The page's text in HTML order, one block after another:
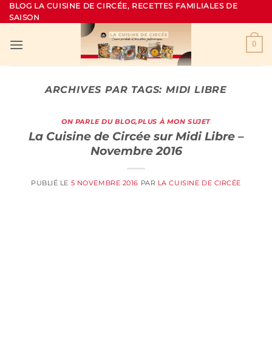
Passer
au
BLOG LA CUISINE DE CIRCÉE, RECETTES FAMILIALES DE
SAISON
0
ARCHIVES PAR TAGS:MIDI LIBRE
ON PARLE DU BLOG,PLUS À MON SUJET
La Cuisine de Circée sur Midi Libre –
Novembre 2016
PUBLIÉ LE 5 NOVEMBRE 2016 PAR LA CUISINE DE CIRCÉE